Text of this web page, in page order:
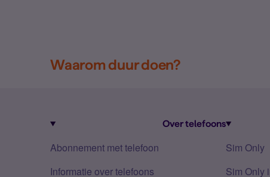
Waarom duur doen?
Over telefoons
Abonnement met telefoon
Informatie over telefoons
Sim Only
Sim Only